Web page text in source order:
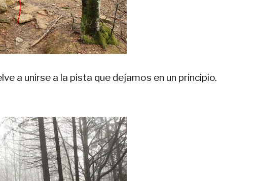
a unirse a la pista que dejamos en un principio.